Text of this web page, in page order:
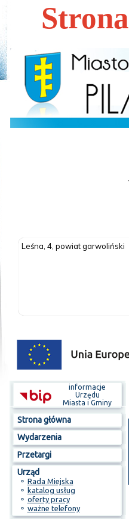
informacje
Urzędu
Miasta i Gminy
Strona główna
Wydarzenia
Przetargi
Urząd
⚬ Rada Miejska
⚬ katalog usług
⚬ oferty pracy
⚬ ważne telefony